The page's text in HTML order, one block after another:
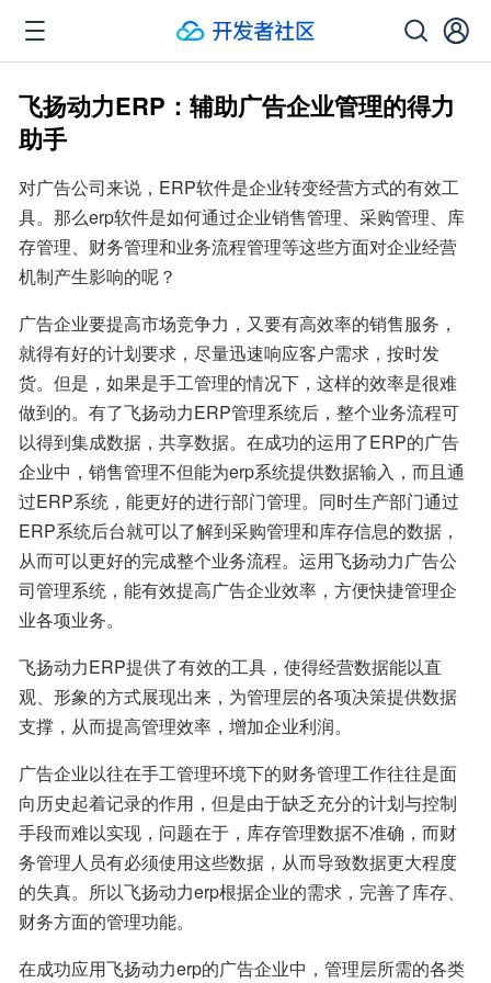
飞扬动力ERP：辅助广告企业管理的得力
助手
对广告公司来说，ERP软件是企业转变经营方式的有效工
具。那么erp软件是如何通过企业销售管理、采购管理、库
存管理、财务管理和业务流程管理等这些方面对企业经营
机制产生影响的呢？
广告企业要提高市场竞争力，又要有高效率的销售服务，
就得有好的计划要求，尽量迅速响应客户需求，按时发
货。但是，如果是手工管理的情况下，这样的效率是很难
做到的。有了飞扬动力ERP管理系统后，整个业务流程可
以得到集成数据，共享数据。在成功的运用了ERP的广告
企业中，销售管理不但能为erp系统提供数据输入，而且通
过ERP系统，能更好的进行部门管理。同时生产部门通过
ERP系统后台就可以了解到采购管理和库存信息的数据，
从而可以更好的完成整个业务流程。运用飞扬动力广告公
司管理系统，能有效提高广告企业效率，方便快捷管理企
业各项业务。
飞扬动力ERP提供了有效的工具，使得经营数据能以直
观、形象的方式展现出来，为管理层的各项决策提供数据
支撑，从而提高管理效率，增加企业利润。
广告企业以往在手工管理环境下的财务管理工作往往是面
向历史起着记录的作用，但是由于缺乏充分的计划与控制
手段而难以实现，问题在于，库存管理数据不准确，而财
务管理人员有必须使用这些数据，从而导致数据更大程度
的失真。所以飞扬动力erp根据企业的需求，完善了库存、
财务方面的管理功能。
在成功应用飞扬动力erp的广告企业中，管理层所需的各类